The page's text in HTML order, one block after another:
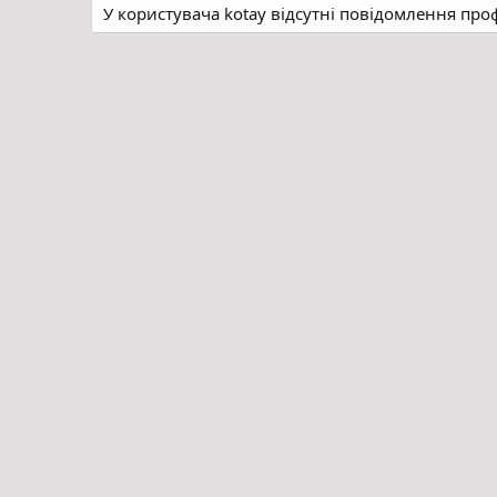
У користувача kotay відсутні повідомлення